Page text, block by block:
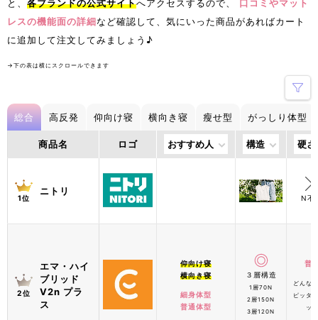
と、 各ブランドの公式サイトへアクセスするので、
口コミやマット
レスの機能面の詳細など確認して、気にいった商品があればカート
に追加して注文してみましょう♪
→下の表は横にスクロールできます
総合 高反発 仰向け寝 横向き寝 瘦せ型 がっしり体型
商品名 ロゴ おすすめ人 構造 硬さ
1位
ニトリ
N不
2位
エマ・ハイ
ブリッド
V2n プラ
ス
仰向け寝
横向き寝
細身体型
普通体型
３層構造
1層70N
2層150N
3層120N
普
どんな
ピッタ
ット